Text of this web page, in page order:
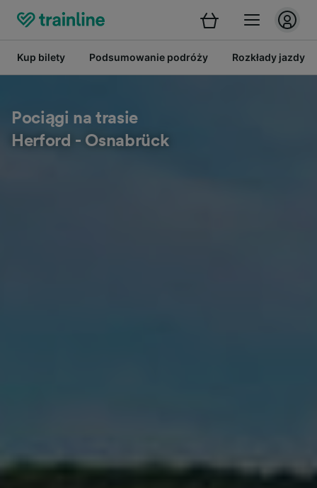
Kup bilety Podsumowanie podróży Rozkłady jazdy
Pociągi na trasie
Herford - Osnabrück